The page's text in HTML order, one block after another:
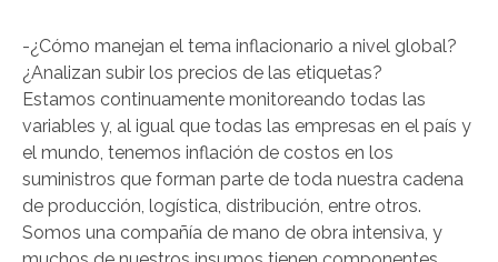
-¿Cómo manejan el tema inflacionario a nivel global?
¿Analizan subir los precios de las etiquetas?
Estamos continuamente monitoreando todas las
variables y, al igual que todas las empresas en el país y
el mundo, tenemos inflación de costos en los
suministros que forman parte de toda nuestra cadena
de producción, logística, distribución, entre otros.
Somos una compañía de mano de obra intensiva, y